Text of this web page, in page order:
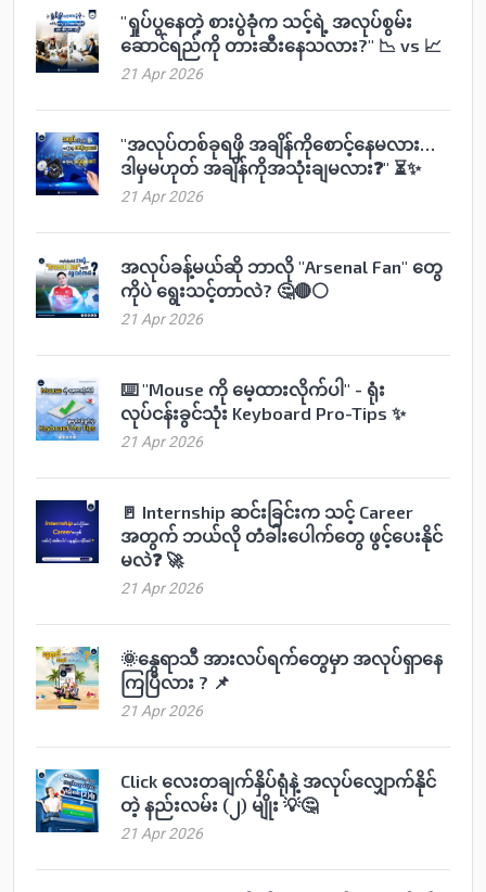
"ရှုပ်ပွနေတဲ့ စားပွဲခုံက သင့်ရဲ့ အလုပ်စွမ်း
ဆောင်ရည်ကို တားဆီးနေသလား?" 📉 vs 📈
21 Apr 2026
"အလုပ်တစ်ခုရဖို အချိန်ကိုစောင့်နေမလား…
ဒါမှမဟုတ် အချိန်ကိုအသုံးချမလား❓" ⏳✨
21 Apr 2026
အလုပ်ခန့်မယ်ဆို ဘာလို "Arsenal Fan" တွေ
ကိုပဲ ရွေးသင့်တာလဲ? 🤔🔴⚪️
21 Apr 2026
⌨️ "Mouse ကို မေ့ထားလိုက်ပါ" - ရုံး
လုပ်ငန်းခွင်သုံး Keyboard Pro-Tips ✨
21 Apr 2026
🚪 Internship ဆင်းခြင်းက သင့် Career
အတွက် ဘယ်လို တံခါးပေါက်တွေ ဖွင့်ပေးနိုင်
မလဲ❓ 🚀
21 Apr 2026
🌞နွေရာသီ အားလပ်ရက်တွေမှာ အလုပ်ရှာနေ
ကြပြီလား ? 📌
21 Apr 2026
Click လေးတချက်နှိပ်ရုံနဲ့ အလုပ်လျှောက်နိုင်
တဲ့ နည်းလမ်း (၂) မျိုး 💡🤔
21 Apr 2026